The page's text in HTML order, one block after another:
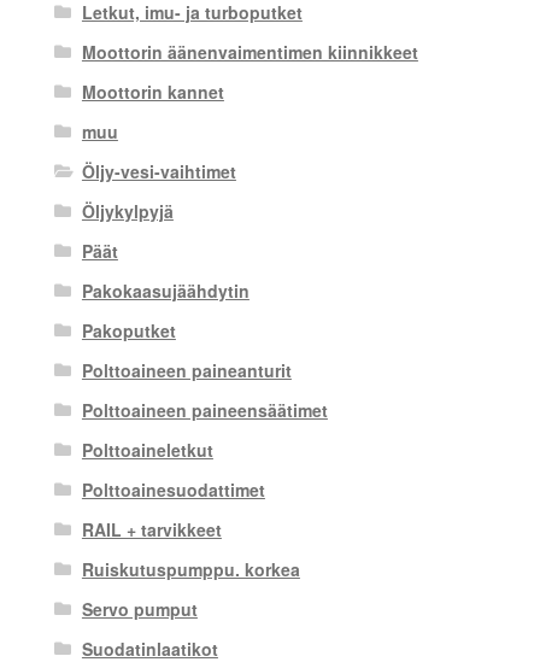
Letkut, imu- ja turboputket
Moottorin äänenvaimentimen kiinnikkeet
Moottorin kannet
muu
Öljy-vesi-vaihtimet
Öljykylpyjä
Päät
Pakokaasujäähdytin
Pakoputket
Polttoaineen paineanturit
Polttoaineen paineensäätimet
Polttoaineletkut
Polttoainesuodattimet
RAIL + tarvikkeet
Ruiskutuspumppu. korkea
Servo pumput
Suodatinlaatikot